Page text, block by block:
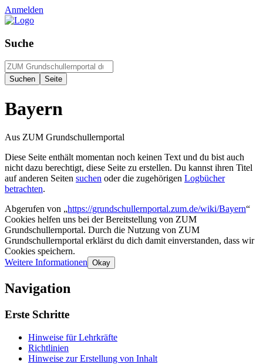
Anmelden
Suche
Bayern
Aus ZUM Grundschullernportal
Diese Seite enthält momentan noch keinen Text und du bist auch
nicht dazu berechtigt, diese Seite zu erstellen. Du kannst ihren Titel
auf anderen Seiten suchen oder die zugehörigen Logbücher
betrachten.
Abgerufen von „https://grundschullernportal.zum.de/wiki/Bayern“
Cookies helfen uns bei der Bereitstellung von ZUM
Grundschullernportal. Durch die Nutzung von ZUM
Grundschullernportal erklärst du dich damit einverstanden, dass wir
Cookies speichern.
Weitere Informationen Okay
Navigation
Erste Schritte
Hinweise für Lehrkräfte
Richtlinien
Hinweise zur Erstellung von Inhalt